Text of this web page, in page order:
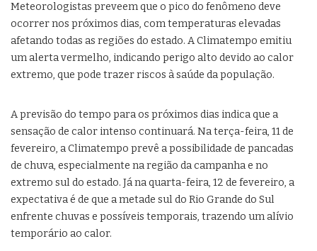
Meteorologistas preveem que o pico do fenômeno deve
ocorrer nos próximos dias, com temperaturas elevadas
afetando todas as regiões do estado. A Climatempo emitiu
um alerta vermelho, indicando perigo alto devido ao calor
extremo, que pode trazer riscos à saúde da população.
A previsão do tempo para os próximos dias indica que a
sensação de calor intenso continuará. Na terça-feira, 11 de
fevereiro, a Climatempo prevê a possibilidade de pancadas
de chuva, especialmente na região da campanha e no
extremo sul do estado. Já na quarta-feira, 12 de fevereiro, a
expectativa é de que a metade sul do Rio Grande do Sul
enfrente chuvas e possíveis temporais, trazendo um alívio
temporário ao calor.